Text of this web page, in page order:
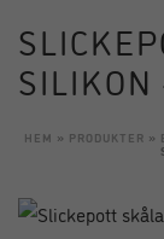
SILIKON
HEM » PRODUKTER »